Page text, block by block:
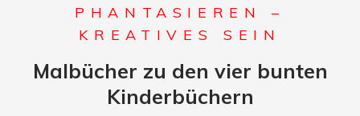
PHANTASIEREN –
KREATIVES SEIN
Malbücher zu den vier bunten
Kinderbüchern